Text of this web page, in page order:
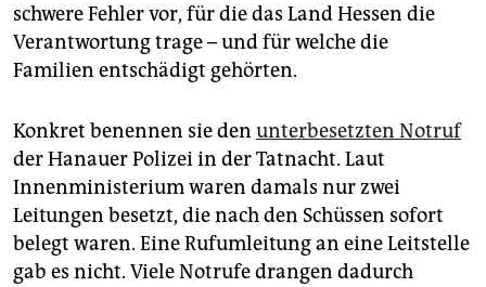
schwere Fehler vor, für die das Land Hessen die
Verantwortung trage – und für welche die
Familien entschädigt gehörten.
Konkret benennen sie den unterbesetzten Notruf
der Hanauer Polizei in der Tatnacht. Laut
Innenministerium waren damals nur zwei
Leitungen besetzt, die nach den Schüssen sofort
belegt waren. Eine Rufumleitung an eine Leitstelle
gab es nicht. Viele Notrufe drangen dadurch